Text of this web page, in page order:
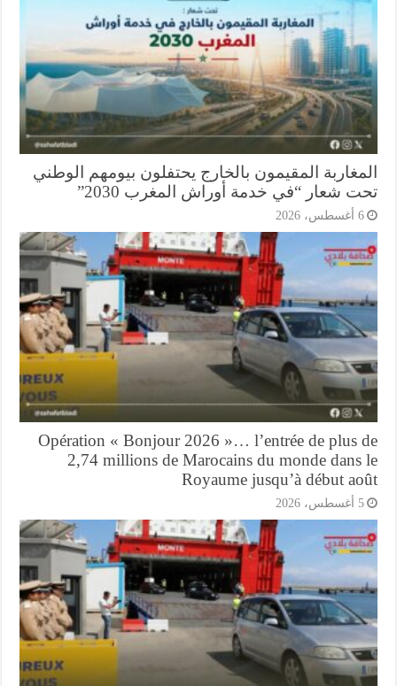
المقيمون بالخارج يحتفلون بيومهم الوطني
شعار “في خدمة أوراش المغرب 2030”
Opération « Bonjour 2026 »… l’entrée de plus
2,74 millions de Marocains du monde
Royaume jusqu’à début